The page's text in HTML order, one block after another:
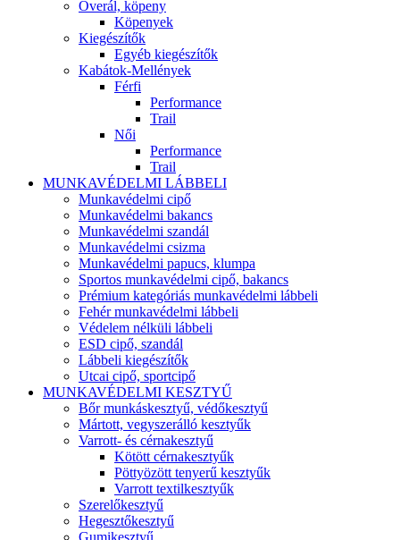
Overál, köpeny
Köpenyek
Kiegészítők
Egyéb kiegészítők
Kabátok-Mellények
Férfi
Performance
Trail
Női
Performance
Trail
MUNKAVÉDELMI LÁBBELI
Munkavédelmi cipő
Munkavédelmi bakancs
Munkavédelmi szandál
Munkavédelmi csizma
Munkavédelmi papucs, klumpa
Sportos munkavédelmi cipő, bakancs
Prémium kategóriás munkavédelmi lábbeli
Fehér munkavédelmi lábbeli
Védelem nélküli lábbeli
ESD cipő, szandál
Lábbeli kiegészítők
Utcai cipő, sportcipő
MUNKAVÉDELMI KESZTYŰ
Bőr munkáskesztyű, védőkesztyű
Mártott, vegyszerálló kesztyűk
Varrott- és cérnakesztyű
Kötött cérnakesztyűk
Pöttyözött tenyerű kesztyűk
Varrott textilkesztyűk
Szerelőkesztyű
Hegesztőkesztyű
Gumikesztyű